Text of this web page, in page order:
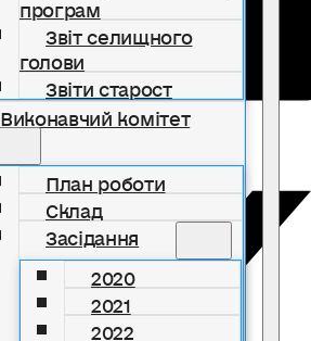
Звіт селищного
голови
Звіти старост
Виконавчий комітет
План роботи
Склад
Засідання
2020
2021
2022